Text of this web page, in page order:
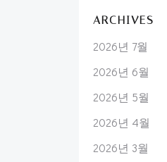
ARCHIVES
2026년 7월
2026년 6월
2026년 5월
2026년 4월
2026년 3월